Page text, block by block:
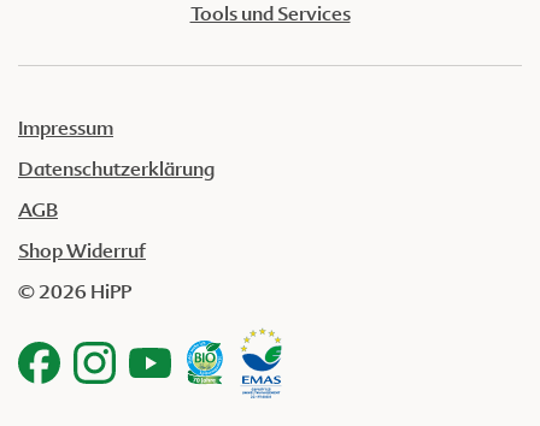
Tools und Services
Impressum
Datenschutzerklärung
AGB
Shop Widerruf
© 2026 HiPP